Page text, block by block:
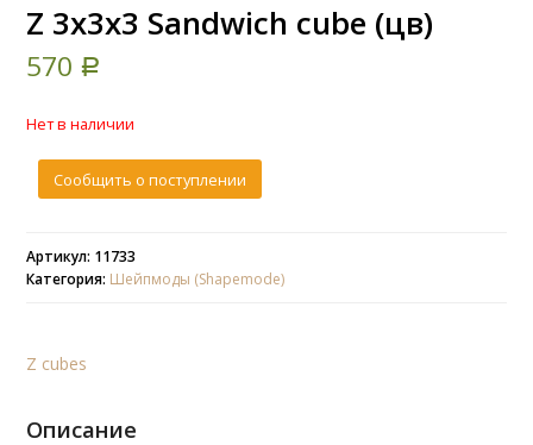
Z 3x3x3 Sandwich cube (цв)
570 Р
Нет в наличии
Сообщить о поступлении
Артикул: 11733
Категория: Шейпмоды (Shapemode)
Z cubes
Описание